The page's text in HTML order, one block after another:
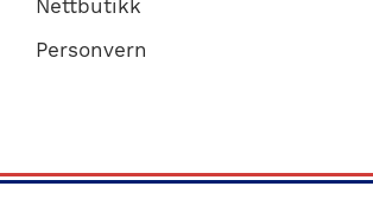
Nettbutikk
Personvern